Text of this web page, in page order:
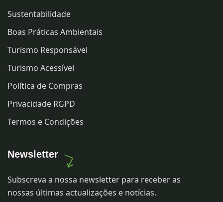
Sustentabilidade
Boas Práticas Ambientais
Turismo Responsável
Turismo Acessível
Política de Compras
Privacidade RGPD
Termos e Condições
Newsletter
Subscreva a nossa newsletter para receber as
nossas últimas actualizações e notícias.